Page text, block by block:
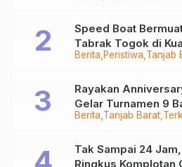
Berita Peristiwa Tanjab
Speed Boat
Tabrak Togok di
Sempat Hilang
Berita Tanjab Barat
Rayakan
Gelar Turnamen 9
Juta
Tak Sampai 24
Ringkus Komplotan